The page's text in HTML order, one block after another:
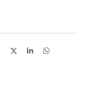
D
S
D